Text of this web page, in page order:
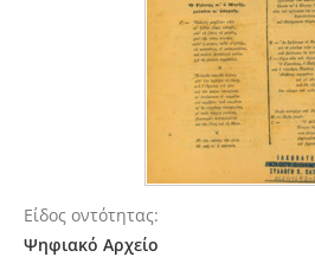
Είδος οντότητας
Ψηφιακό Αρχείο